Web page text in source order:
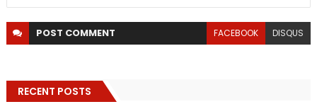
POST COMMENT FACEBOOK DISQUS
RECENT POSTS